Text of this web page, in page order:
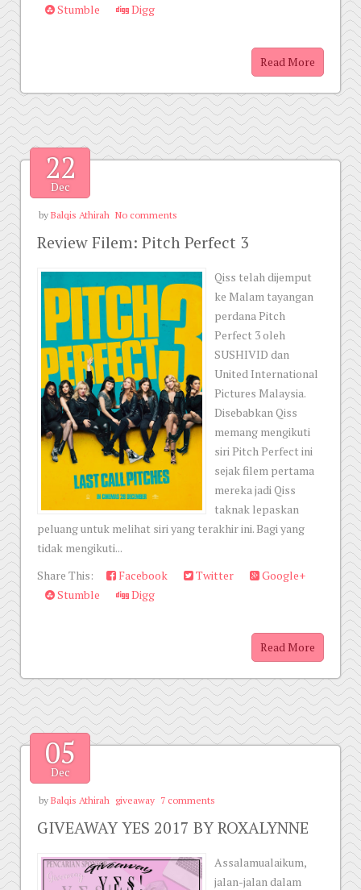
Stumble
Digg
Read More
22
Dec
by Balqis Athirah No comments
Review Filem: Pitch Perfect 3
Qiss telah dijemput
ke Malam tayangan
perdana Pitch
Perfect 3 oleh
SUSHIVID dan
United International
Pictures Malaysia.
Disebabkan Qiss
memang mengikuti
siri Pitch Perfect ini
sejak filem pertama
mereka jadi Qiss
taknak lepaskan
peluang untuk melihat siri yang terakhir ini. Bagi yang
tidak mengikuti...
Share This:
Facebook Twitter
Google+
Stumble
Digg
Read More
05
Dec
by Balqis Athirah giveaway 7 comments
GIVEAWAY YES 2017 BY ROXALYNNE
Assalamualaikum,
jalan-jalan dalam